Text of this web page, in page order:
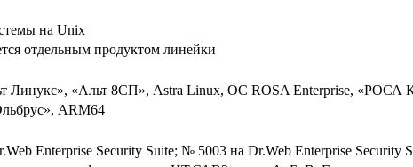
на Unix
отдельным продуктом линейки
Линукс», «Альт 8СП», Astra Linux, ОС ROSA Enterprise,
ARM64
Enterprise Security Suite; № 5003 на Dr.Web Enterprise Security